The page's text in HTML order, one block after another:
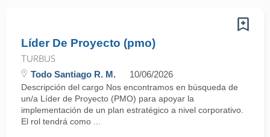
Líder De Proyecto (pmo)
TURBUS
Todo Santiago R. M. 10/06/2026
Descripción del cargo Nos encontramos en búsqueda de
un/a Líder de Proyecto (PMO) para apoyar la
implementación de un plan estratégico a nivel corporativo.
El rol tendrá como ...